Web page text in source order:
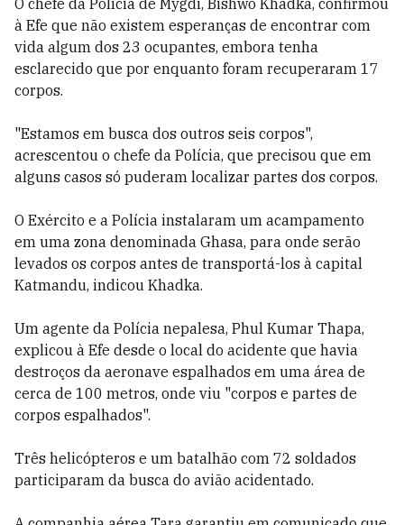
O chefe da Polícia de Mygdi, Bishwo Khadka, confirmou
à Efe que não existem esperanças de encontrar com
vida algum dos 23 ocupantes, embora tenha
esclarecido que por enquanto foram recuperaram 17
corpos.
"Estamos em busca dos outros seis corpos",
acrescentou o chefe da Polícia, que precisou que em
alguns casos só puderam localizar partes dos corpos.
O Exército e a Polícia instalaram um acampamento
em uma zona denominada Ghasa, para onde serão
levados os corpos antes de transportá-los à capital
Katmandu, indicou Khadka.
Um agente da Polícia nepalesa, Phul Kumar Thapa,
explicou à Efe desde o local do acidente que havia
destroços da aeronave espalhados em uma área de
cerca de 100 metros, onde viu "corpos e partes de
corpos espalhados".
Três helicópteros e um batalhão com 72 soldados
participaram da busca do avião acidentado.